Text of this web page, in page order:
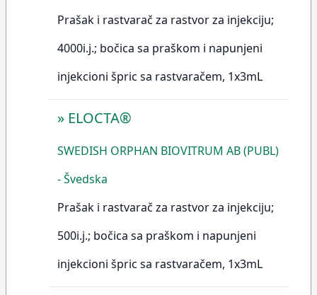
Prašak i rastvarač za rastvor za injekciju;
4000i.j.; bočica sa praškom i napunjeni
injekcioni špric sa rastvaračem, 1x3mL
» ELOCTA®
SWEDISH ORPHAN BIOVITRUM AB (PUBL)
- Švedska
Prašak i rastvarač za rastvor za injekciju;
500i.j.; bočica sa praškom i napunjeni
injekcioni špric sa rastvaračem, 1x3mL